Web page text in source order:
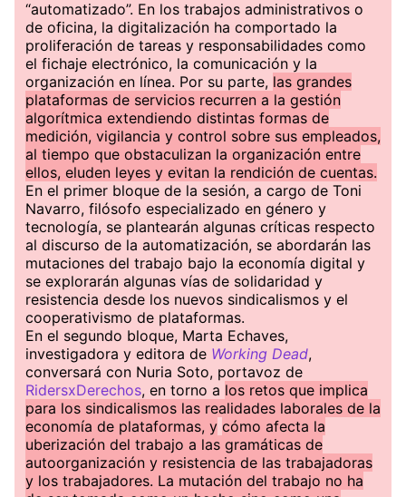
“automatizado”. En los trabajos administrativos o
de oficina, la digitalización ha comportado la
proliferación de tareas y responsabilidades como
el fichaje electrónico, la comunicación y la
organización en línea. Por su parte, las grandes
plataformas de servicios recurren a la gestión
algorítmica extendiendo distintas formas de
medición, vigilancia y control sobre sus empleados,
al tiempo que obstaculizan la organización entre
ellos, eluden leyes y evitan la rendición de cuentas.
En el primer bloque de la sesión, a cargo de Toni
Navarro, filósofo especializado en género y
tecnología, se plantearán algunas críticas respecto
al discurso de la automatización, se abordarán las
mutaciones del trabajo bajo la economía digital y
se explorarán algunas vías de solidaridad y
resistencia desde los nuevos sindicalismos y el
cooperativismo de plataformas.
En el segundo bloque, Marta Echaves,
investigadora y editora de Working Dead,
conversará con Nuria Soto, portavoz de
RidersxDerechos, en torno a los retos que implica
para los sindicalismos las realidades laborales de la
economía de plataformas, y cómo afecta la
uberización del trabajo a las gramáticas de
autoorganización y resistencia de las trabajadoras
y los trabajadores. La mutación del trabajo no ha